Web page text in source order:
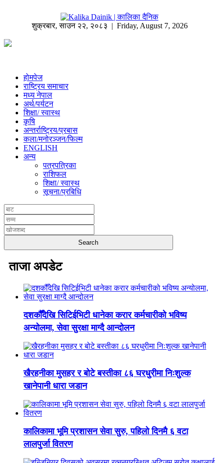
शुक्रबार,साउन २२, २०८३ | Friday, August 7, 2026
होमपेज
राष्ट्रिय समाचार
मध्य नेपाल
अर्थ/पर्यटन
शिक्षा/ स्वास्थ
कृषि
अन्तर्राष्ट्रिय/प्रबास
कला/मनोरञ्जन/फिल्म
ENGLISH
अन्य
पत्रपत्रिका
राशिफल
शिक्षा/ स्वास्थ
सूचना/प्रबिधि
ताजा अपडेट
दशकौँदेखि सिटिईभिटी धानेका करार कर्मचारीको भविष्य
अन्योलमा, सेवा सुरक्षा माग्दै आन्दोलन
खैरहनीका मुसहर र बोटे बस्तीका ८६ घरधुरीमा निःशुल्क
खानेपानी धारा जडान
कालिकामा भूमि प्रशासन सेवा सुरु, पहिलो दिनमै ६ वटा
लालपुर्जा वितरण